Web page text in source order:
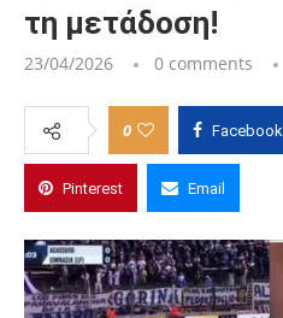
τη μετάδοση!
23/04/2026 0 comments
0 Facebook
Pinterest Email